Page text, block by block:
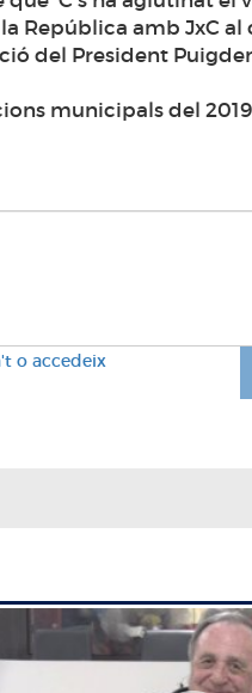
República amb JxC al
del President
municipals del
o accedeix